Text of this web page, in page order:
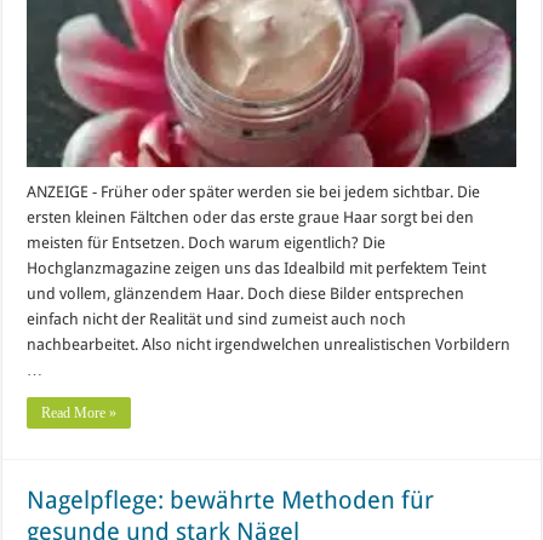
ANZEIGE - Früher oder später werden sie bei jedem sichtbar. Die
ersten kleinen Fältchen oder das erste graue Haar sorgt bei den
meisten für Entsetzen. Doch warum eigentlich? Die
Hochglanzmagazine zeigen uns das Idealbild mit perfektem Teint
und vollem, glänzendem Haar. Doch diese Bilder entsprechen
einfach nicht der Realität und sind zumeist auch noch
nachbearbeitet. Also nicht irgendwelchen unrealistischen Vorbildern
…
Read More »
Nagelpflege: bewährte Methoden für
gesunde und stark Nägel